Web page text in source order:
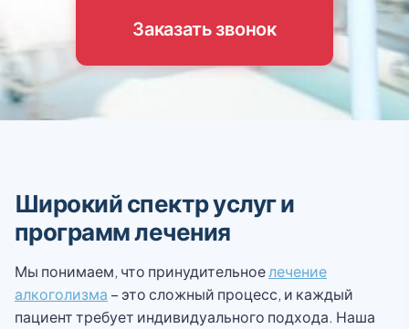
Заказать звонок
Широкий спектр услуг и
программ лечения
Мы понимаем, что принудительноелечение
алкоголизма – это сложный процесс, и каждый
пациент требует индивидуального подхода. Наша